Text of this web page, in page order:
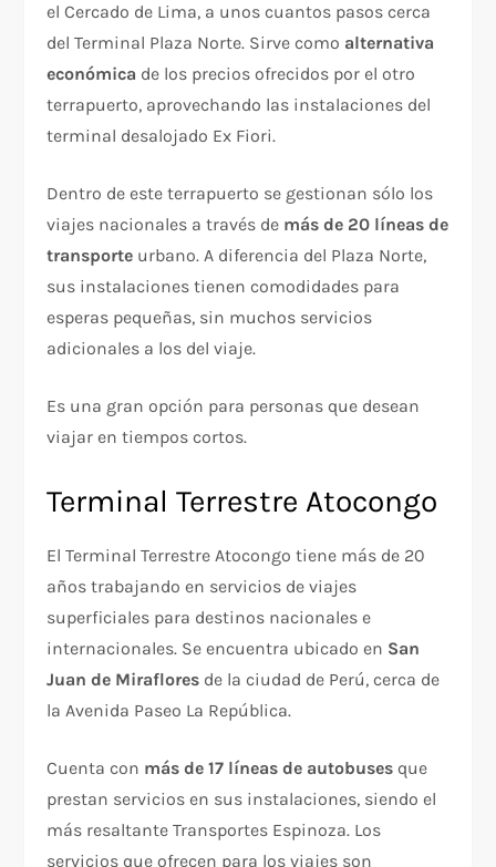
el Cercado de Lima, a unos cuantos pasos cerca
del Terminal Plaza Norte. Sirve como alternativa
económica de los precios ofrecidos por el otro
terrapuerto, aprovechando las instalaciones del
terminal desalojado Ex Fiori.
Dentro de este terrapuerto se gestionan sólo los
viajes nacionales a través de más de 20 líneas de
transporte urbano. A diferencia del Plaza Norte,
sus instalaciones tienen comodidades para
esperas pequeñas, sin muchos servicios
adicionales a los del viaje.
Es una gran opción para personas que desean
viajar en tiempos cortos.
Terminal Terrestre Atocongo
El Terminal Terrestre Atocongo tiene más de 20
años trabajando en servicios de viajes
superficiales para destinos nacionales e
internacionales. Se encuentra ubicado en San
Juan de Miraflores de la ciudad de Perú, cerca de
la Avenida Paseo La República.
Cuenta con más de 17 líneas de autobuses que
prestan servicios en sus instalaciones, siendo el
más resaltante Transportes Espinoza. Los
servicios que ofrecen para los viajes son